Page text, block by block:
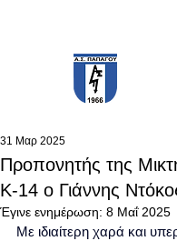
Προπονητής της
Κ-14 ο Γιάννης
31 Μαρ 2025
Έγινε ενημέρωση: 8 Μαΐ 2025
Με ιδιαίτερη χαρά και